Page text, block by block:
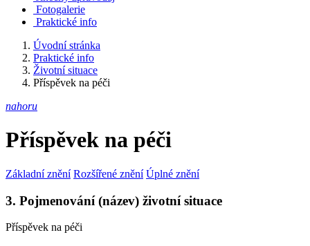
Fotogalerie
Praktické info
Úvodní stránka
Praktické info
Životní situace
Příspěvek na péči
nahoru
Příspěvek na péči
Základní znění Rozšířené znění Úplné znění
3. Pojmenování (název) životní situace
Příspěvek na péči